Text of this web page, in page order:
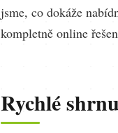
jsme, co dokáže
kompletně online
Rychlé